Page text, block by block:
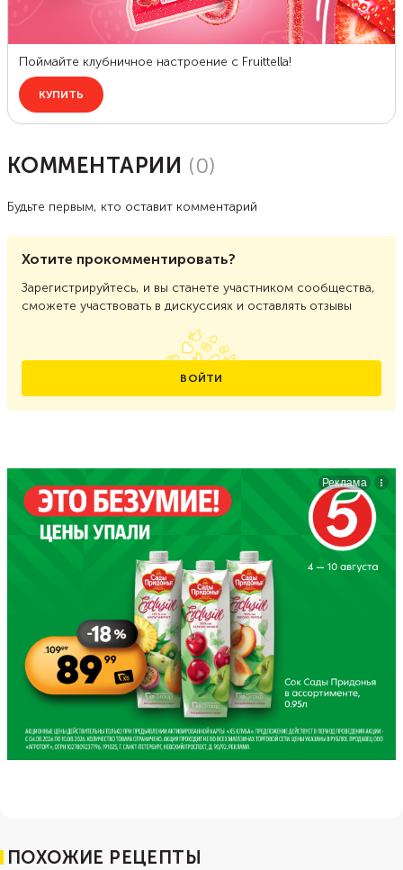
КОММЕНТАРИИ (0)
Будьте первым, кто оставит комментарий
Хотите прокомментировать?
Зарегистрируйтесь, и вы станете участником сообщества,
сможете участвовать в дискуссиях и оставлять отзывы
ВОЙТИ
ПОХОЖИЕ РЕЦЕПТЫ